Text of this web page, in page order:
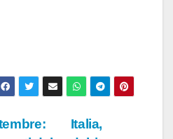
Italia,